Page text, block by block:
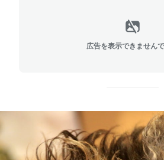
広告を表示できません